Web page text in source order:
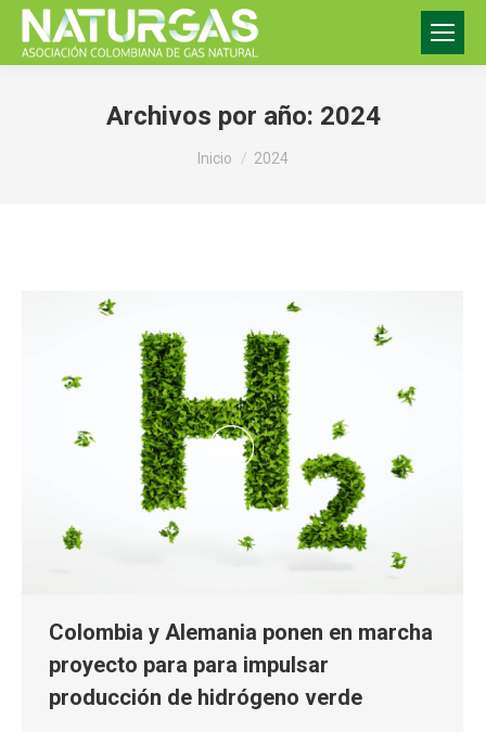
Archivos por año: 2024
Estás aquí:
Inicio 2024
Colombia y Alemania ponen en marcha
proyecto para para impulsar
producción de hidrógeno verde